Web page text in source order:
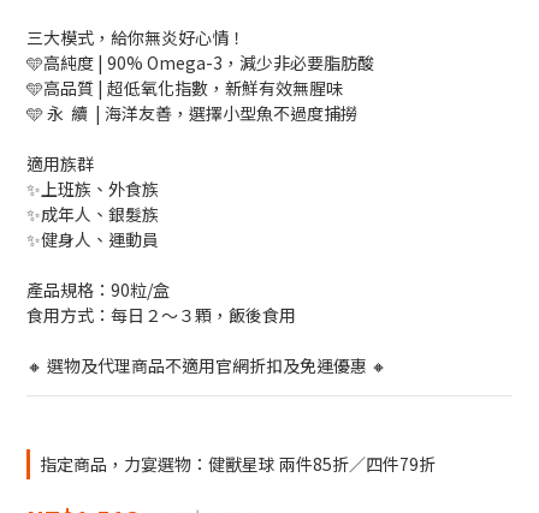
三大模式，給你無炎好心情！
🩵高純度 | 90% Omega-3，減少非必要脂肪酸
🩵高品質 | 超低氧化指數，新鮮有效無腥味
🩵 永  續  | 海洋友善，選擇小型魚不過度捕撈
適用族群
✨上班族、外食族
✨成年人、銀髮族
✨健身人、運動員
產品規格：90粒/盒
食用方式：每日２～３顆，飯後食用
🔸 選物及代理商品不適用官網折扣及免運優惠 🔸
指定商品，力宴選物：健獸星球 兩件85折／四件79折